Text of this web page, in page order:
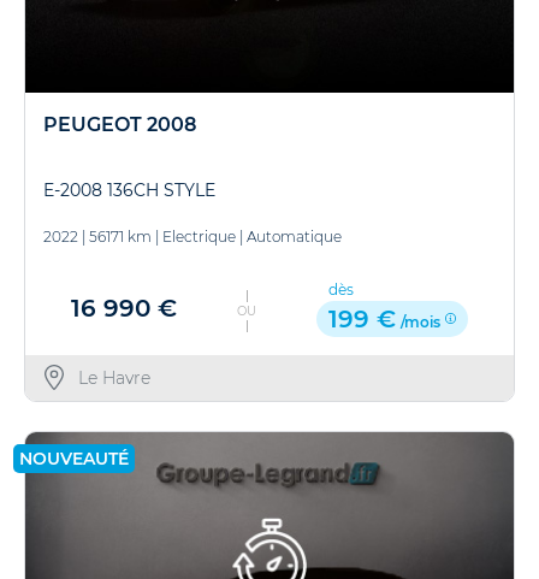
PEUGEOT 2008
E-2008 136CH STYLE
2022 56171 km Electrique Automatique
16 990 € OU
dès
199 € /mois
Le Havre
NOUVEAUTÉ